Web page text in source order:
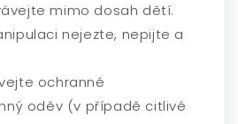
mimo dosah dětí.
nejezte, nepijte a
ochranné
oděv (v případě citlivé